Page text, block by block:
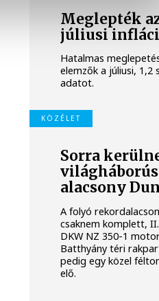
Meglepték
júliusi
Hatalmas
elemzők a júliusi, 1,2
adatot.
KÖZÉLET
Sorra
alacsony
A folyó
csaknem komplett,
DKW NZ 350-1
Batthyány téri
pedig egy közel
elő.